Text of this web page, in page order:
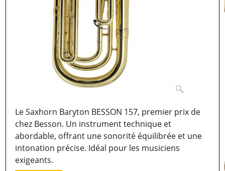
Le Saxhorn Baryton BESSON 157, premier prix de
chez Besson. Un instrument technique et
abordable, offrant une sonorité équilibrée et une
intonation précise. Idéal pour les musiciens
exigeants.